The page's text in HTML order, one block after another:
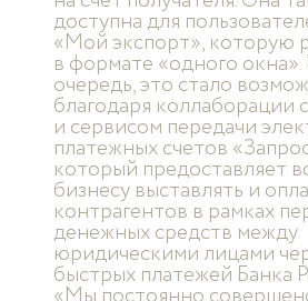
доступна для
«Мой экспорт», которую
в формате «одного
очередь, это стало
благодаря
и сервисом передачи
платежных счетов
который предоставляет
бизнесу выставлять и
контрагентов в рамках
денежных средств между
юридическими лицами
быстрых платежей Банка
«Мы постоянно